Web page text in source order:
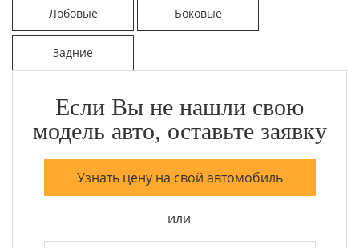
Лобовые Боковые
Задние
Если Вы не нашли свою
модель авто, оставьте заявку
Узнать цену на свой автомобиль
или